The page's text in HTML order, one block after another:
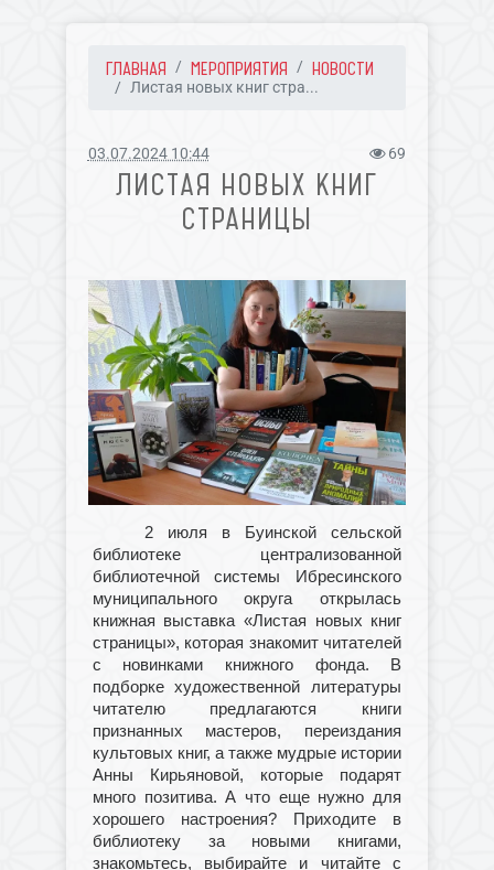
ГЛАВНАЯ МЕРОПРИЯТИЯ НОВОСТИ
Листая новых книг стра...
03.07.2024 10:44 69
ЛИСТАЯ НОВЫХ КНИГ
СТРАНИЦЫ
2 июля в Буинской сельской
библиотеке централизованной
библиотечной системы Ибресинского
муниципального округа открылась
книжная выставка «Листая новых книг
страницы», которая знакомит читателей
с новинками книжного фонда. В
подборке художественной литературы
читателю предлагаются книги
признанных мастеров, переиздания
культовых книг, а также мудрые истории
Анны Кирьяновой, которые подарят
много позитива. А что еще нужно для
хорошего настроения? Приходите в
библиотеку за новыми книгами,
знакомьтесь, выбирайте и читайте с